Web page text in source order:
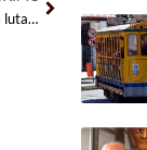
SÁBADOS DE LUTA: o luto não é o fim, mas o começo da nossa luta!!!